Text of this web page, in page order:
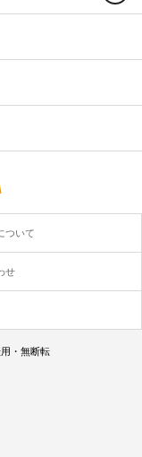
ついて
せ
・無断転